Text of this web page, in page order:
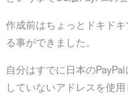
作成前はちょっとドキド
る事ができました。
自分はすでに日本の
していないアドレスを使用